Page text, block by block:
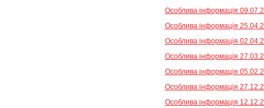
Особлива інформація
Особлива інформація
Особлива інформація
Особлива інформація
Особлива інформація
Особлива інформація
Особлива інформація